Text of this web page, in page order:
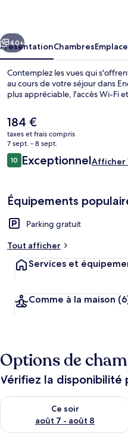
Suivant
40+
PrésentationChambres
Contemplez les vues qui
au cours de votre séjour dans
plus appréciable, l'accès Wi-Fi
Le
prix
actuel
est
de
184 €
taxes et frais compris
7 sept. - 8 sept.
Avis
voyageurs
1010 sur 10
ExceptionnelAfficher
Équipements
Parking gratuit
Tout afficher
Services et
Comme à la maison
Options de
Vérifiez la disponibilité
Ce soir
août 7 - août 8
Vérifier la disponibilité pour